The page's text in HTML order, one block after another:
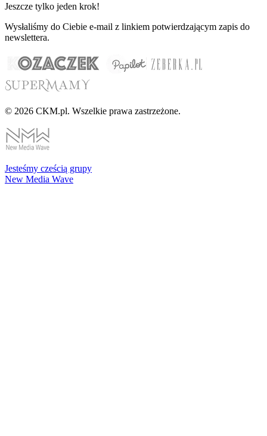
Jeszcze tylko jeden krok!
Wysłaliśmy do Ciebie e-mail z linkiem potwierdzającym zapis do
newslettera.
© 2026 CKM.pl. Wszelkie prawa zastrzeżone.
Jesteśmy cześcią grupy
New Media Wave